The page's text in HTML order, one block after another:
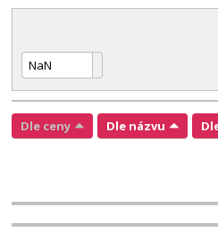
Dle ceny Dle názvu